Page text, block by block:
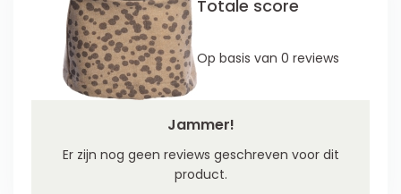
Jammer!
Er zijn nog geen reviews geschreven voor dit
product.
Totale score
Op basis van 0 reviews